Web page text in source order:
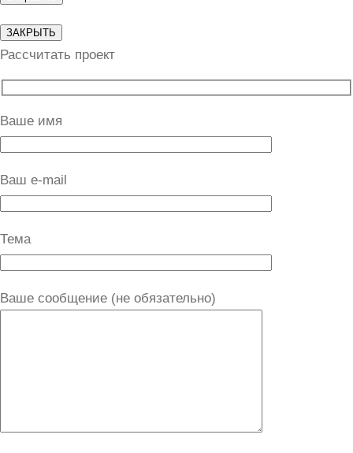
ЗАКРЫТЬ
Рассчитать проект
Ваше имя
Ваш e-mail
Тема
Ваше сообщение (не обязательно)